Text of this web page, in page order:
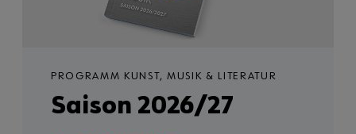
PROGRAMM KUNST, MUSIK & LITERATUR
Saison 2026/27